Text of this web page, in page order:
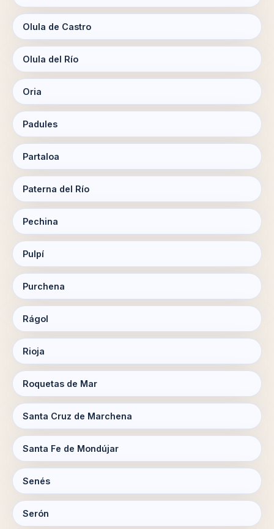
Olula de Castro
Olula del Río
Oria
Padules
Partaloa
Paterna del Río
Pechina
Pulpí
Purchena
Rágol
Rioja
Roquetas de Mar
Santa Cruz de Marchena
Santa Fe de Mondújar
Senés
Serón